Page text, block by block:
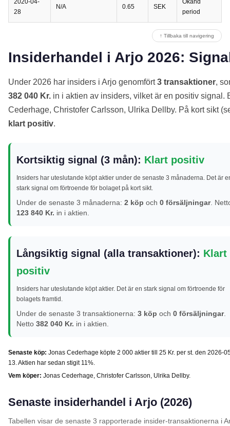
2020-04-
28
N/A 0.65 SEK
Okänd
period
↑ Tillbaka till navigering
Insiderhandel i Arjo 2026:
Under 2026 har insiders i Arjo genomfört3 transaktioner,
382 040 Kr. in i aktien av insiders, vilket är en positiv signal.
Cederhage, Christofer Carlsson, Ulrika Dellby. På kort sikt
klart positiv.
Kortsiktig signal (3 mån): Klart positiv
Insiders har uteslutande köpt aktier under de senaste 3 månaderna. Det är
stark signal om förtroende för bolaget på kort sikt.
Under de senaste 3 månaderna: 2 köp och 0 försäljningar.
123 840 Kr. in i aktien.
Långsiktig signal (alla transaktioner): Klart
positiv
Insiders har uteslutande köpt aktier. Det är en stark signal om förtroende för
bolagets framtid.
Under de senaste 3 transaktionerna: 3 köp och 0 försäljningar.
Netto 382 040 Kr. in i aktien.
Senaste köp: Jonas Cederhage köpte 2 000 aktier till 25 Kr. per st. den 2026-
13. Aktien har sedan stigit 11%.
Vem köper: Jonas Cederhage, Christofer Carlsson, Ulrika Dellby.
Senaste insiderhandel i Arjo (2026)
Tabellen visar de senaste 3 rapporterade insider-transaktionerna i